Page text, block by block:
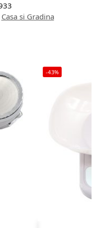
Casa si Gradina
-43%